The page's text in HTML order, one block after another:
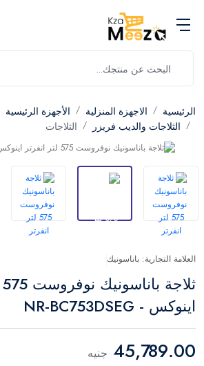
الرئيسية الاجهزة المنزلية
الأجهزة الرئيسية
الثلاجات والديب فريزر
الثلاجات
العلامة التجارية: باناسونيك
اينوكس - NR-BC753DSEG
45,789.00 جنيه